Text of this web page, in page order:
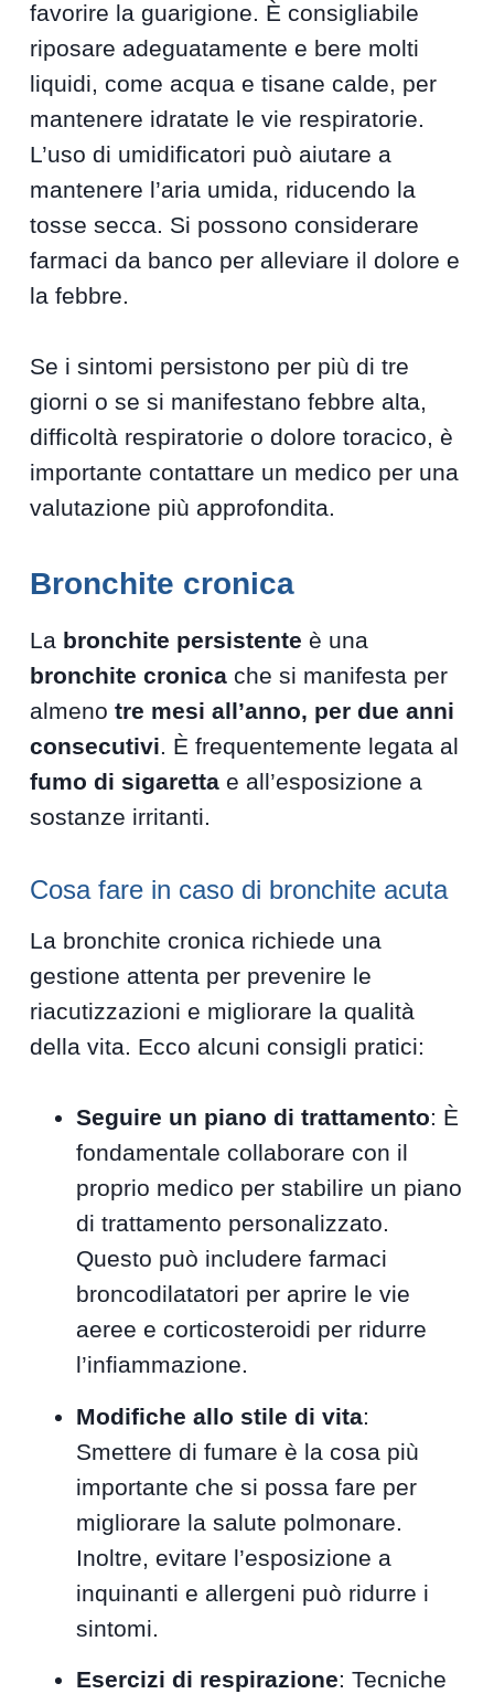
favorire la guarigione. È consigliabile
riposare adeguatamente e bere molti
liquidi, come acqua e tisane calde, per
mantenere idratate le vie respiratorie.
L’uso di umidificatori può aiutare a
mantenere l’aria umida, riducendo la
tosse secca. Si possono considerare
farmaci da banco per alleviare il dolore e
la febbre.
Se i sintomi persistono per più di tre
giorni o se si manifestano febbre alta,
difficoltà respiratorie o dolore toracico, è
importante contattare un medico per una
valutazione più approfondita.
Bronchite cronica
La bronchite persistente è una
bronchite cronica che si manifesta per
almenotre mesi all’anno, per due anni
consecutivi. È frequentemente legata al
fumo di sigaretta e all’esposizione a
sostanze irritanti.
Cosa fare in caso di bronchite acuta
La bronchite cronica richiede una
gestione attenta per prevenire le
riacutizzazioni e migliorare la qualità
della vita. Ecco alcuni consigli pratici:
Seguire un piano di trattamento: È
fondamentale collaborare con il
proprio medico per stabilire un piano
di trattamento personalizzato.
Questo può includere farmaci
broncodilatatori per aprire le vie
aeree e corticosteroidi per ridurre
l’infiammazione.
Modifiche allo stile di vita:
Smettere di fumare è la cosa più
importante che si possa fare per
migliorare la salute polmonare.
Inoltre, evitare l’esposizione a
inquinanti e allergeni può ridurre i
sintomi.
Esercizi di respirazione: Tecniche